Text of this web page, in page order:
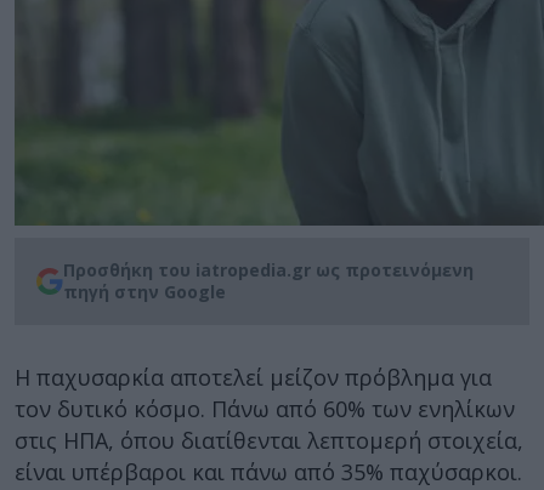
Προσθήκη του iatropedia.gr ως προτεινόμενη
πηγή στην Google
Η παχυσαρκία αποτελεί μείζον πρόβλημα για
τον δυτικό κόσμο. Πάνω από 60% των ενηλίκων
στις ΗΠΑ, όπου διατίθενται λεπτομερή στοιχεία,
είναι υπέρβαροι και πάνω από 35% παχύσαρκοι.